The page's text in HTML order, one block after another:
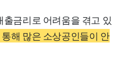
출금리로 어려움을 겪고 있
해 많은 소상공인들이 안